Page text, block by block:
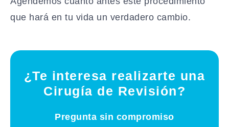
que hará en tu vida un verdadero cambio.
¿Te interesa realizarte una
Cirugía de Revisión?
Pregunta sin compromiso